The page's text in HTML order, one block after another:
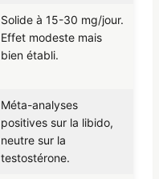
Solide à 15-30 mg/jour.
Effet modeste mais
bien établi.
Méta-analyses
positives sur la libido,
neutre sur la
testostérone.